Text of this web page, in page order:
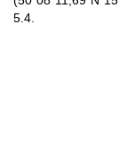
5.4.